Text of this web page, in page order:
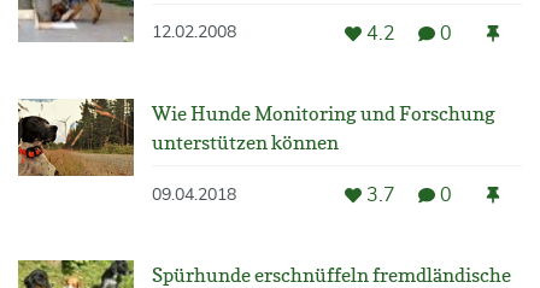
12.02.2008 4.2 0
Wie Hunde Monitoring und Forschung
unterstützen können
09.04.2018 3.7 0
Spürhunde erschnüffeln fremdländische